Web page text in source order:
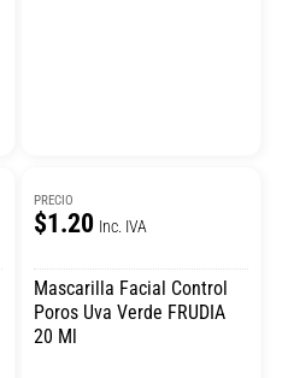
PRECIO
$1.20 Inc. IVA
Mascarilla Facial Control
Poros Uva Verde FRUDIA
20 Ml